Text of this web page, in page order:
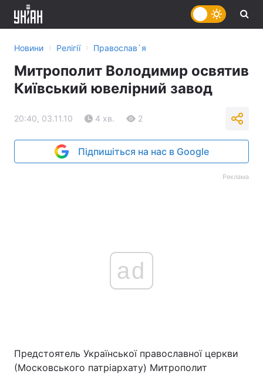
Новини › Релігії › Православ`я
Митрополит Володимир освятив
Київський ювелірний завод
20:40, 03.11.10 4 хв. 2
Підпишіться на нас в Google
Реклама
ad
Предстоятель Української православної церкви
(Московського патріархату) Митрополит